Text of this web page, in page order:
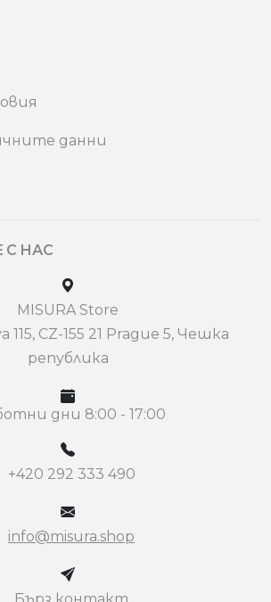
данни
С НАС
MISURA Store
115, CZ-155 21 Prague 5, Чешка
република
дни 8:00 - 17:00
+420 292 333 490
info@misura.shop